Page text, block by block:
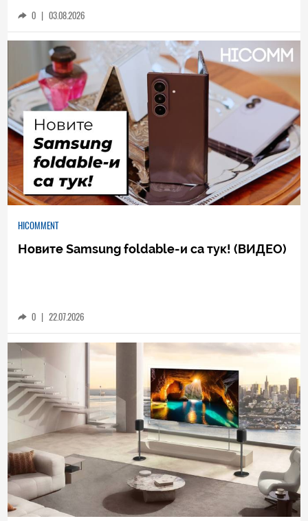
0 | 03.08.2026
HICOMMENT
Новите Samsung foldable-и са тук! (ВИДЕО)
0 | 22.07.2026